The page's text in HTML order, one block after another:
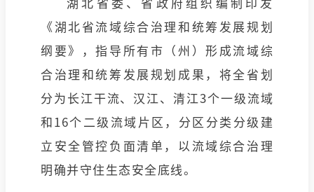
《湖北省流域综合治理和统筹发展规划
纲要》，指导所有市（州）形成流域综
合治理和统筹发展规划成果，将全省划
分为长江干流、汉江、清江3个一级流域
和16个二级流域片区，分区分类分级建
立安全管控负面清单，以流域综合治理
明确并守住生态安全底线。